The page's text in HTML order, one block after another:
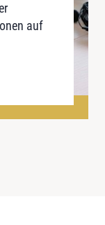
auf